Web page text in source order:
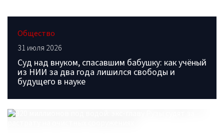
Общество
31 июля 2026
Суд над внуком, спасавшим бабушку: как учёный
из НИИ за два года лишился свободы и
будущего в науке